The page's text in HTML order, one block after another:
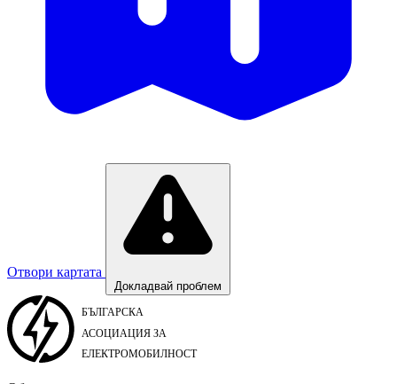
Отвори картата
Докладвай проблем